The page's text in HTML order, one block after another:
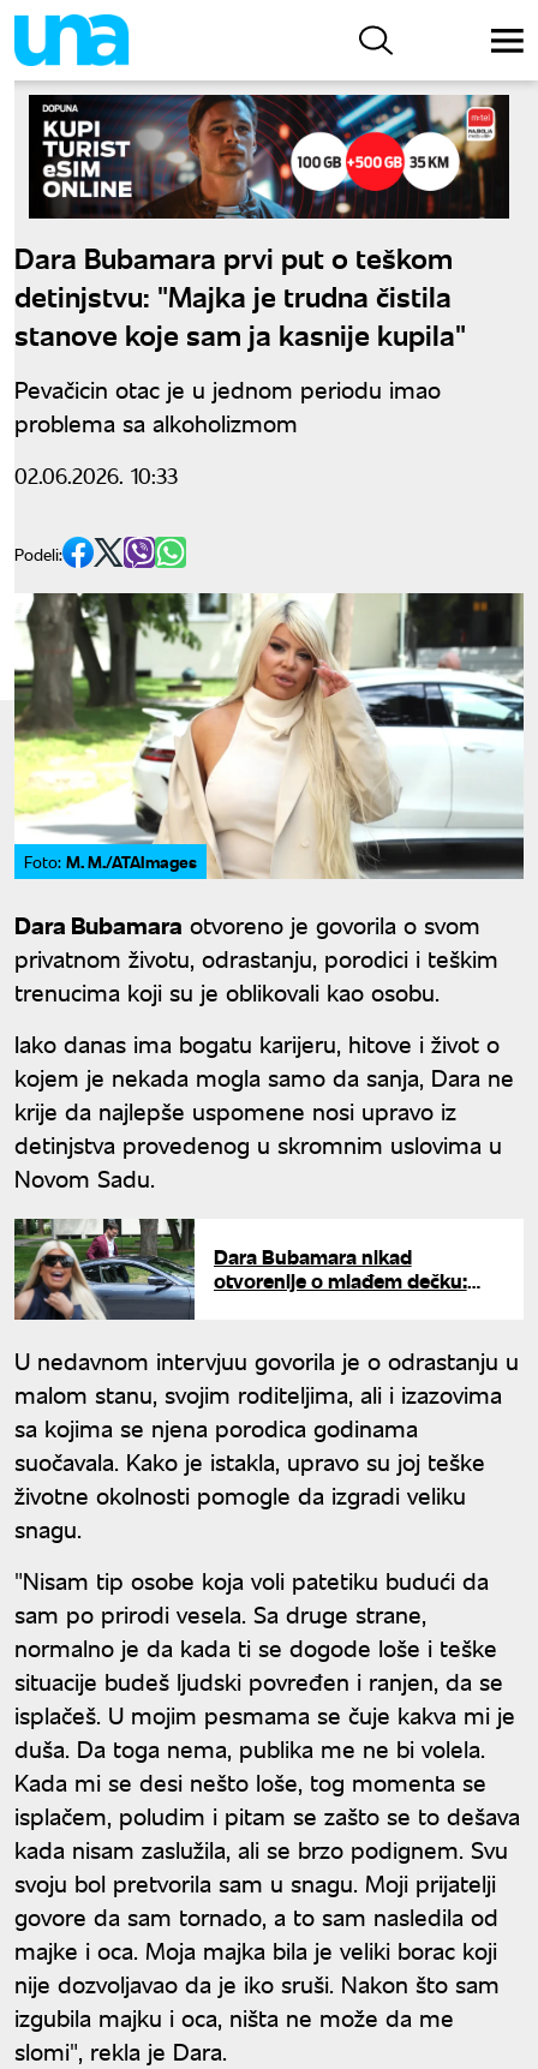
Dara Bubamara prvi put o teškom
detinjstvu: "Majka je trudna čistila
stanove koje sam ja kasnije kupila"
Pevačicin otac je u jednom periodu imao
problema sa alkoholizmom
02.06.2026. 10:33
Podeli:
Foto: M. M./ATAImages
Dara Bubamara otvoreno je govorila o svom
privatnom životu, odrastanju, porodici i teškim
trenucima koji su je oblikovali kao osobu.
Iako danas ima bogatu karijeru, hitove i život o
kojem je nekada mogla samo da sanja, Dara ne
krije da najlepše uspomene nosi upravo iz
detinjstva provedenog u skromnim uslovima u
Novom Sadu.
Dara Bubamara nikad
otvorenije o mlađem dečku:
U nedavnom intervjuu govorila je o odrastanju u
malom stanu, svojim roditeljima, ali i izazovima
sa kojima se njena porodica godinama
suočavala. Kako je istakla, upravo su joj teške
životne okolnosti pomogle da izgradi veliku
snagu.
"Nisam tip osobe koja voli patetiku budući da
sam po prirodi vesela. Sa druge strane,
normalno je da kada ti se dogode loše i teške
situacije budeš ljudski povređen i ranjen, da se
isplačeš. U mojim pesmama se čuje kakva mi je
duša. Da toga nema, publika me ne bi volela.
Kada mi se desi nešto loše, tog momenta se
isplačem, poludim i pitam se zašto se to dešava
kada nisam zaslužila, ali se brzo podignem. Svu
svoju bol pretvorila sam u snagu. Moji prijatelji
govore da sam tornado, a to sam nasledila od
majke i oca. Moja majka bila je veliki borac koji
nije dozvoljavao da je iko sruši. Nakon što sam
izgubila majku i oca, ništa ne može da me
slomi", rekla je Dara.